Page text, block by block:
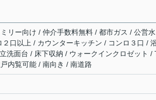
リー向け / 仲介手数料無料 / 都市ガス / 公営水
口以上 / カウンターキッチン / コンロ３口 /
洗面台 / 床下収納 / ウォークインクロゼット /
内覧可能 / 南向き / 南道路